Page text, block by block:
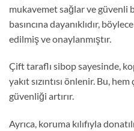
mukavemet sağlar ve güvenli
basıncına dayanıklıdır,
edilmiş ve onaylanmıştır.
Çift taraflı sibop sayesinde,
yakıt sızıntısı önlenir. Bu,
güvenliği artırır.
Ayrıca, koruma kılıfıyla